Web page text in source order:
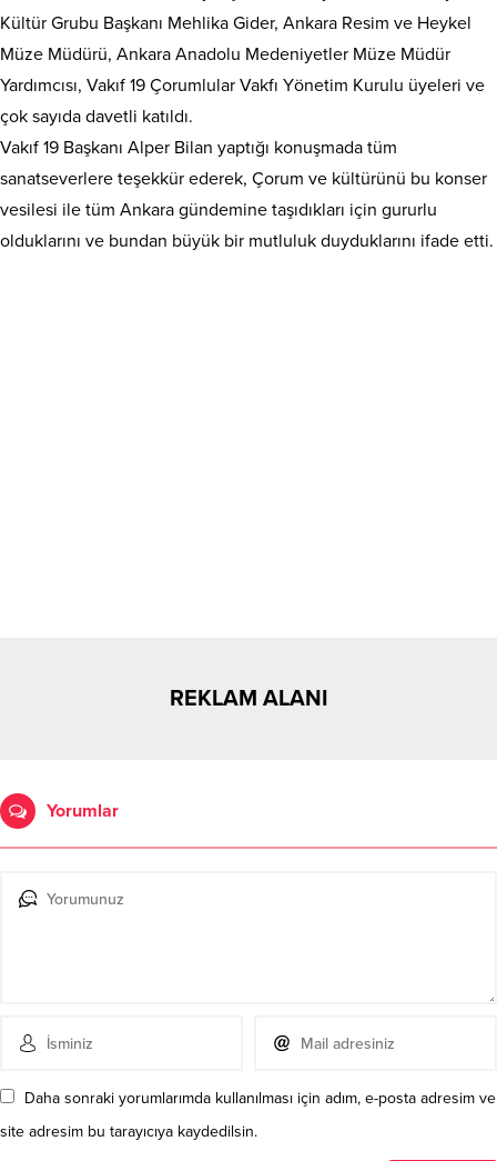
Kültür Grubu Başkanı Mehlika Gider, Ankara Resim ve Heykel
Müze Müdürü, Ankara Anadolu Medeniyetler Müze Müdür
Yardımcısı, Vakıf 19 Çorumlular Vakfı Yönetim Kurulu üyeleri ve
çok sayıda davetli katıldı.
Vakıf 19 Başkanı Alper Bilan yaptığı konuşmada tüm
sanatseverlere teşekkür ederek, Çorum ve kültürünü bu konser
vesilesi ile tüm Ankara gündemine taşıdıkları için gururlu
olduklarını ve bundan büyük bir mutluluk duyduklarını ifade etti.
REKLAM ALANI
Yorumlar
Daha sonraki yorumlarımda kullanılması için adım, e-posta adresim ve
site adresim bu tarayıcıya kaydedilsin.